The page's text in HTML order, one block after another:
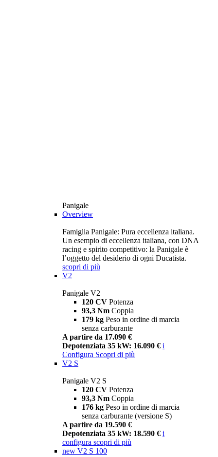
Panigale
Overview
Famiglia Panigale: Pura eccellenza italiana.
Un esempio di eccellenza italiana, con DNA
racing e spirito competitivo: la Panigale è
l’oggetto del desiderio di ogni Ducatista.
scopri di più
V2
Panigale V2
120 CV Potenza
93,3 Nm Coppia
179 kg Peso in ordine di marcia
senza carburante
A partire da 17.090 €
Depotenziata 35 kW: 16.090 € i
Configura Scopri di più
V2 S
Panigale V2 S
120 CV Potenza
93,3 Nm Coppia
176 kg Peso in ordine di marcia
senza carburante (versione S)
A partire da 19.590 €
Depotenziata 35 kW: 18.590 € i
configura scopri di più
new V2 S 100